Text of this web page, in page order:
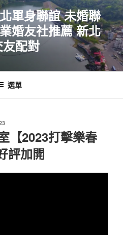
單身聯誼 未婚聯
婚友社推薦 新北
配對
選單
【2023打擊樂春
評加開